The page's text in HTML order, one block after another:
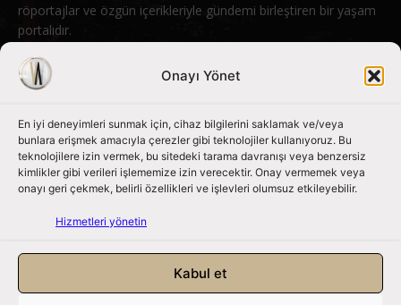
Onayı Yönet
En iyi deneyimleri sunmak için, cihaz bilgilerini saklamak ve/veya
bunlara erişmek amacıyla çerezler gibi teknolojiler kullanıyoruz. Bu
teknolojilere izin vermek, bu sitedeki tarama davranışı veya benzersiz
kimlikler gibi verileri işlememize izin verecektir. Onay vermemek veya
onayı geri çekmek, belirli özellikleri ve işlevleri olumsuz etkileyebilir.
Hizmetleri yönetin
Kabul et
röportajlar ve özgün içerikleriyle gündemi birleştiren bir yaşam
portalıdır.
Bizimle iletişime geçin: info@nouvart.net
Bizi Takip Edin